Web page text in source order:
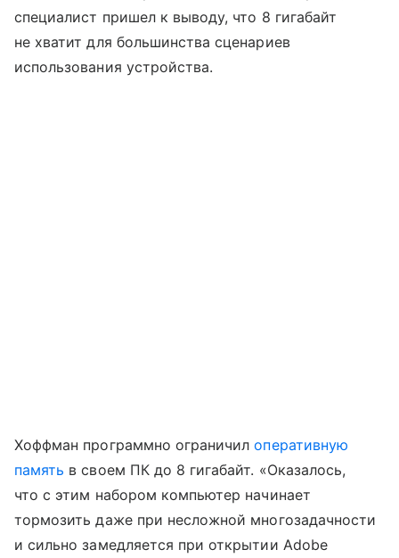
специалист пришел к выводу, что 8 гигабайт
не хватит для большинства сценариев
использования устройства.
Хоффман программно ограничилоперативную
память в своем ПК до 8 гигабайт. «Оказалось,
что с этим набором компьютер начинает
тормозить даже при несложной многозадачности
и сильно замедляется при открытии Adobe